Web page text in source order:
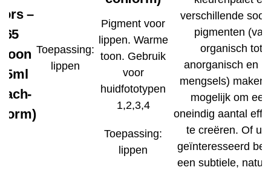
–
Toepassing:
lippen
Pigment voor
lippen. Warme
toon. Gebruik
voor
huidfototypen
1,2,3,4
Toepassing:
lippen
verschillende
pigmenten (van
organisch tot
anorganisch en
mengsels) maken
mogelijk om
oneindig aantal
te creëren. Of u
geïnteresseerd
een subtiele,